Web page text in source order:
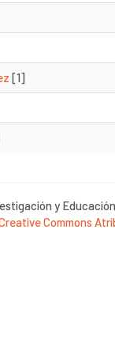
[1]
y
Commons